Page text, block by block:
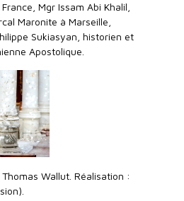
Mgr Issam Abi Khalil,
Maronite à Marseille,
Sukiasyan, historien et
Apostolique.
Wallut. Réalisation :